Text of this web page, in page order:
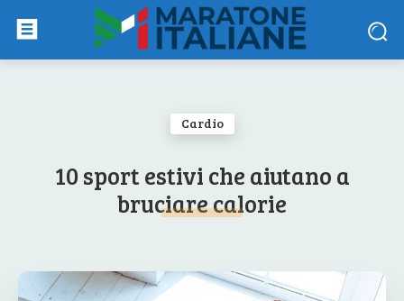
Cardio
10 sport estivi che aiutano a
bruciare calorie